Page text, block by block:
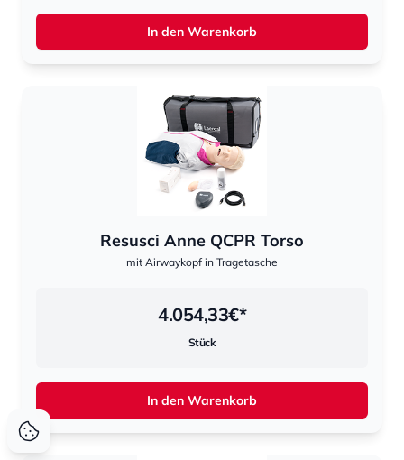
In den Warenkorb
Resusci Anne QCPR Torso
mit Airwaykopf in Tragetasche
4.054,33€*
Stück
In den Warenkorb